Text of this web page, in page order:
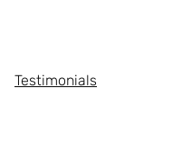
Testimonials